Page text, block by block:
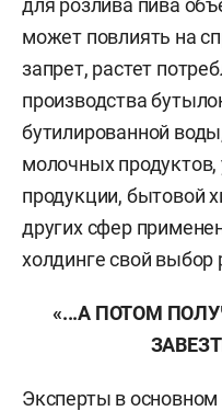
для розлива пива
может повлиять на
запрет, растет
производства
бутилированной
молочных
продукции, бытовой
других сфер
холдинге свой
«...А ПОТОМ
Эксперты в основном